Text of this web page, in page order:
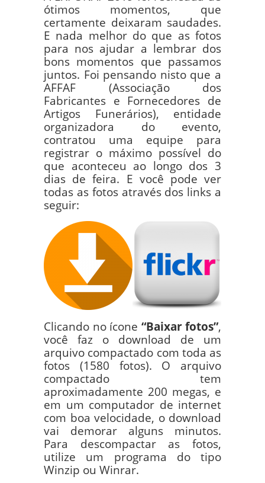
ótimos momentos, que
certamente deixaram saudades.
E nada melhor do que as fotos
para nos ajudar a lembrar dos
bons momentos que passamos
juntos. Foi pensando nisto que a
AFFAF (Associação dos
Fabricantes e Fornecedores de
Artigos Funerários), entidade
organizadora do evento,
contratou uma equipe para
registrar o máximo possível do
que aconteceu ao longo dos 3
dias de feira. E você pode ver
todas as fotos através dos links a
seguir:
Clicando no ícone “Baixar fotos”,
você faz o download de um
arquivo compactado com toda as
fotos (1580 fotos). O arquivo
compactado tem
aproximadamente 200 megas, e
em um computador de internet
com boa velocidade, o download
vai demorar alguns minutos.
Para descompactar as fotos,
utilize um programa do tipo
Winzip ou Winrar.